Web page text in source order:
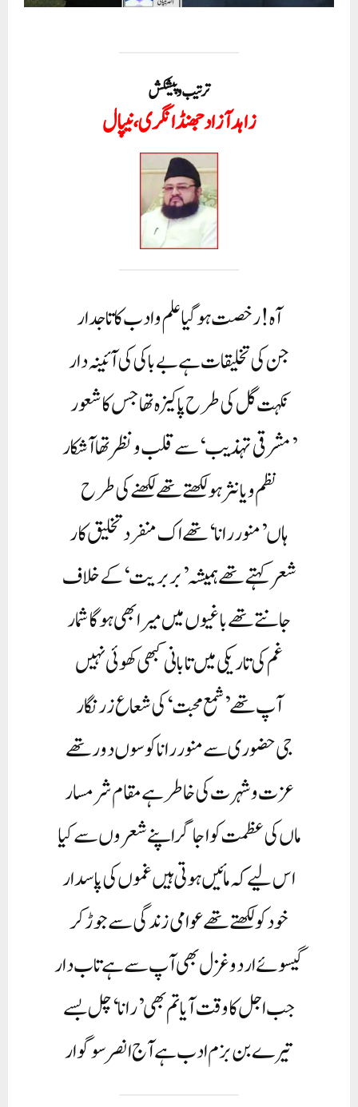
ترتیب و پیشکش
زاہدآزاد جھنڈانگری، نیپال
آہ! رخصت ہوگیا علم وادب کا تاجدار
جن کی تخلیقات ہے بے باکی کی آئینہ دار
نکہت گل کی طرح پاکیزہ تھا جس کا شعور
’مشرقی تہذیب‘ سے قلب و نظر تھا آشکار
نظم و یا نثر ہو لکھتے تھے لکھنے کی طرح
ہاں ’منور رانا‘ تھے اک منفرد تخلیق کار
شعر کہتے تھے ہمیشہ ’بربریت‘ کے خلاف
جانتے تھے باغیوں میں میرا بھی ہوگا شمار
غم کی تاریکی میں تابانی کبھی کھوئی نہیں
آپ تھے ’شمع محبت‘ کی شعاع زر نگار
جی حضوری سے منور رانا کوسوں دور تھے
عزت و شہرت کی خاطر ہے مقام شرمسار
ماں کی عظمت کو اجاگر اپنے شعروں سے کیا
اس لیے کہ مائیں ہوتی ہیں غموں کی پاسدار
خود کو لکھتے تھے عوامی زندگی سے جوڑ کر
گیسوئے اردو غزل بھی آپ سے ہے تاب دار
جب اجل کا وقت آیا تم بھی’ رانا‘چل بسے
تیرے بن بزم ادب ہے آج انصر سوگوار